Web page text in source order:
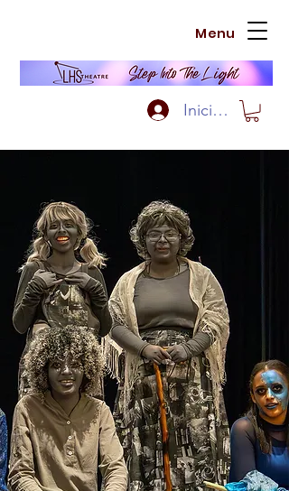
Menu
Iniciar sesión